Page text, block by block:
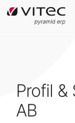
Profil &
AB